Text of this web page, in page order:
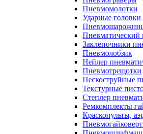
Пневмомолотки
Ударные
Пневматический
Заклепочники
Пневмолобзик
Нейлер
Пневмотрещотки
Пескоструйные
Текстурные
Степлер
Ремкомплекты
Краскопульты,